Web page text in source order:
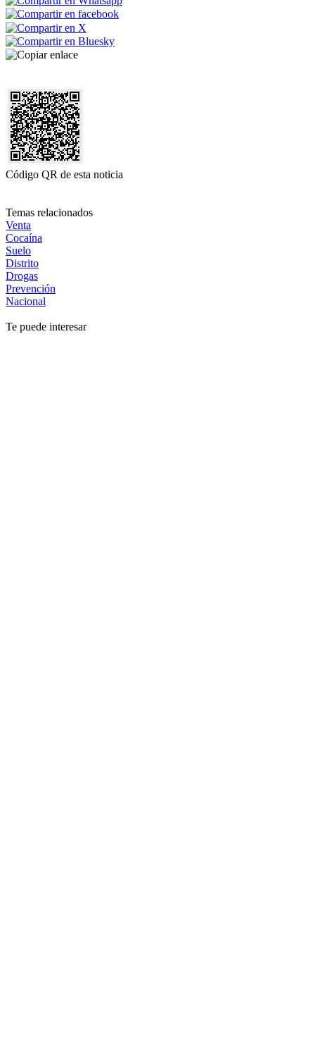
Código QR de esta noticia
Temas relacionados
Venta
Cocaína
Suelo
Distrito
Drogas
Prevención
Nacional
Te puede interesar